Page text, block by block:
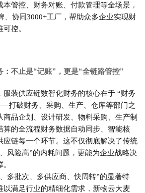
本管控、财务对账、付款管理等全场景 ，
、协同3000+工厂，帮助众多企业实现财
可控。
：不止是“记账”，更是“全链路管控”
服装供应链数智化财务的核心在于“财务
打破财务、采购、生产、仓库等部门之
商品企划、设计研发、物料采购、生产制
算的全流程财务数据自动同步、智能核
应链每一个环节。这不仅彻底解决了传统
风险高”的内耗问题 ，更能为企业战略决
。
多批次、多供应商、快周转”的显著特
满足行业的精细化需求， 新物云大麦